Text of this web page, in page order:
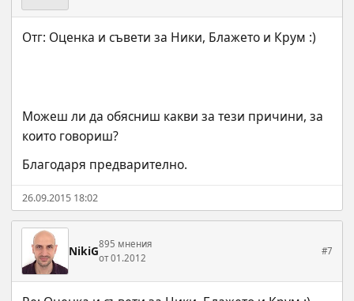
Можеш ли да обясниш какви за тези причини, за
които говориш?
Благодаря предварително.
26.09.2015 18:02
NikiG895 мнения
от 01.2012
#7